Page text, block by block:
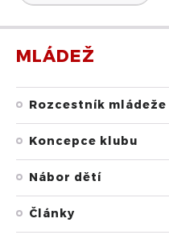
MLÁDEŽ
Rozcestník mládeže
Koncepce klubu
Nábor dětí
Články